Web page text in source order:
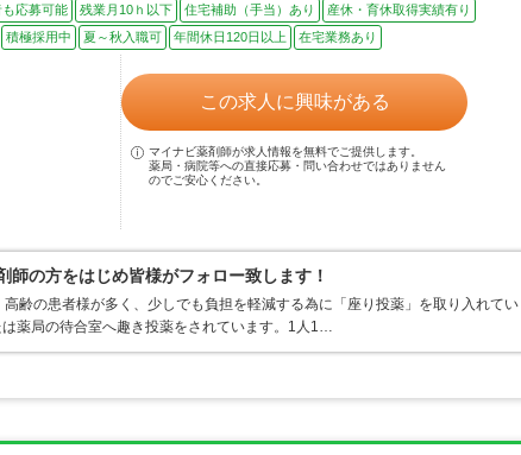
応募可能 残業月10ｈ以下 住宅補助（手当）あり
産休・育休取得実績有り
積極採用中 夏～秋入職可 年間休日120日以上 在宅業務あり
この求人に興味がある
マイナビ薬剤師が求人情報を無料でご提供します。
薬局・病院等への直接応募・問い合わせではありません
のでご安心ください。
の方をはじめ皆様がフォロー致します！
齢の患者様が多く、少しでも負担を軽減する為に「座り投薬」を取り入れてい
薬局の待合室へ趣き投薬をされています。1人1…